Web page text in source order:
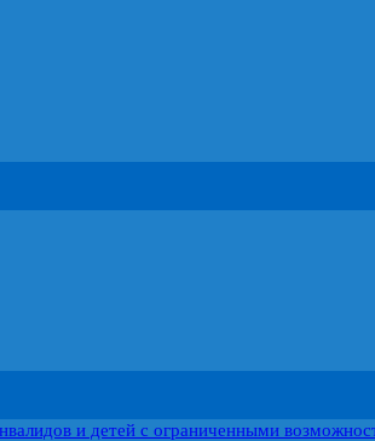
и детей с ограниченными